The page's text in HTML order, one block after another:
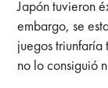
Japón tuvieron
embargo, se
juegos
no lo consiguió